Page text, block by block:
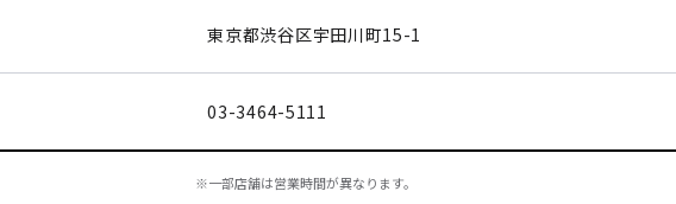
東京都渋谷区宇田川町15-1
03-3464-5111
※一部店舗は営業時間が異なります。